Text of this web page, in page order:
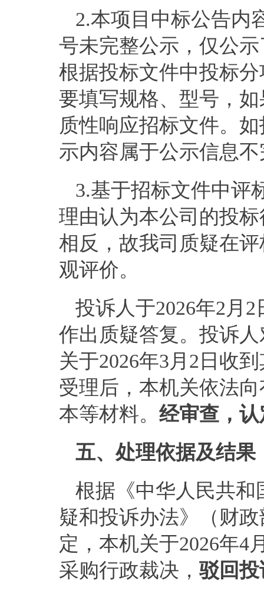
2.本项目中标公告内
号未完整公示，仅公
根据投标文件中投标
要填写规格、型号，
质性响应招标文件。
示内容属于公示信息
3.基于招标文件中评
理由认为本公司的投
相反，故我司质疑在
观评价。
投诉人于2026年2月 2
作出质疑答复。投诉
关于2026年3月 2 日 收
受理后， 本机关依法
本等材料。 经审查，认
五、处理依据及结果
根据《中华人民共
疑和投诉办法》（财
定 ， 本机关于2026年4
采购行政裁决 ，驳回投